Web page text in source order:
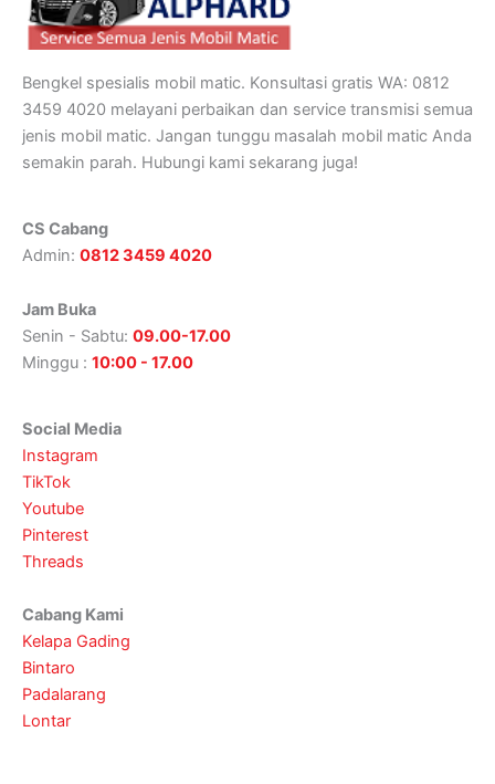
Bengkel spesialis mobil matic. Konsultasi gratis WA: 0812
3459 4020 melayani perbaikan dan service transmisi semua
jenis mobil matic. Jangan tunggu masalah mobil matic Anda
semakin parah. Hubungi kami sekarang juga!
CS Cabang
Admin: 0812 3459 4020
Jam Buka
Senin - Sabtu: 09.00-17.00
Minggu : 10:00 - 17.00
Social Media
Instagram
TikTok
Youtube
Pinterest
Threads
Cabang Kami
Kelapa Gading
Bintaro
Padalarang
Lontar